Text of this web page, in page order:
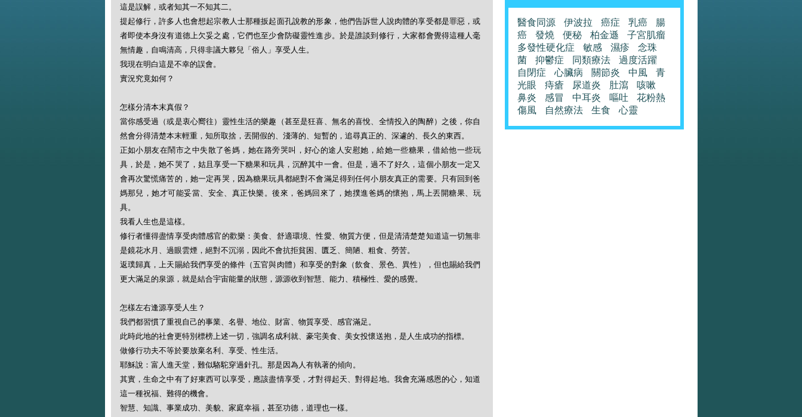
這是誤解，或者知其一不知其二。
提起修行，許多人也會想起宗教人士那種扳起面孔說教的形象，他們告訴世人說肉體的享受都是罪惡，或
者即使本身沒有道德上欠妥之處，它們也至少會防礙靈性進步。於是誰談到修行，大家都會覺得這種人毫
無情趣，自鳴清高，只得非議大夥兒「俗人」享受人生。
我現在明白這是不幸的誤會。
實況究竟如何？
怎樣分清本末真假？
當你感受過（或是衷心嚮往）靈性生活的樂趣（甚至是狂喜、無名的喜悅、全情投入的陶醉）之後，你自
然會分得清楚本末輕重，知所取捨，丟開假的、淺薄的、短暫的，追尋真正的、深遽的、長久的東西。
正如小朋友在鬧市之中失散了爸媽，她在路旁哭叫，好心的途人安慰她，給她一些糖果，借給他一些玩
具，於是，她不哭了，姑且享受一下糖果和玩具，沉醉其中一會。但是，過不了好久，這個小朋友一定又
會再次驚慌痛苦的，她一定再哭，因為糖果玩具都絕對不會滿足得到任何小朋友真正的需要。只有回到爸
媽那兒，她才可能妥當、安全、真正快樂。後來，爸媽回來了，她撲進爸媽的懷抱，馬上丟開糖果、玩
具。
我看人生也是這樣。
修行者懂得盡情享受肉體感官的歡樂：美食、舒適環境、性愛、物質方便，但是清清楚楚知道這一切無非
是鏡花水月、過眼雲煙，絕對不沉溺，因此不會抗拒貧困、匱乏、簡陋、粗食、勞苦。
返璞歸真，上天賜給我們享受的條件（五官與肉體）和享受的對象（飲食、景色、異性），但也賜給我們
更大滿足的泉源，就是結合宇宙能量的狀態，源源收到智慧、能力、積極性、愛的感覺。
怎樣左右逢源享受人生？
我們都習慣了重視自己的事業、名譽、地位、財富、物質享受、感官滿足。
此時此地的社會更特別標榜上述一切，強調名成利就、豪宅美食、美女投懷送抱，是人生成功的指標。
做修行功夫不等於要放棄名利、享受、性生活。
耶穌說：富人進天堂，難似駱駝穿過針孔。那是因為人有執著的傾向。
其實，生命之中有了好東西可以享受，應該盡情享受，才對得起天、對得起地。我會充滿感恩的心，知道
這一種祝福、難得的機會。
智慧、知識、事業成功、美貌、家庭幸福，甚至功德，道理也一樣。
醫食同源 伊波拉 癌症 乳癌
腸
癌
發燒 便秘 柏金遜
子宮肌瘤
多發性硬化症
敏感 濕疹
念珠
菌
抑鬱症 同類療法
過度活躍
自閉症
心臟病 關節炎 中風
青
光眼
痔瘡 尿道炎 肚瀉
咳嗽
鼻炎
感冒 中耳炎 嘔吐
花粉熱
傷風
自然療法 生食 心靈